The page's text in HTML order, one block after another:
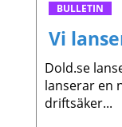
BULLETIN
Vi
Dold.se
lanserar en
driftsäker...